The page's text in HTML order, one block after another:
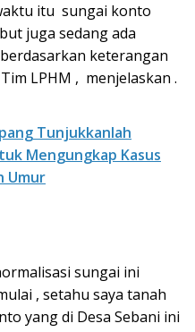
itu sungai konto
juga sedang ada
keterangan
LPHM , menjelaskan .
Tunjukkanlah
Mengungkap Kasus
Umur
sungai ini
, setahu saya tanah
yang di Desa Sebani ini